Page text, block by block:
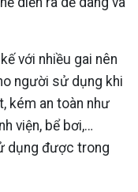
với nhiều gai nên
người sử dụng khi
kém an toàn như
viện, bể bơi,…
dụng được trong